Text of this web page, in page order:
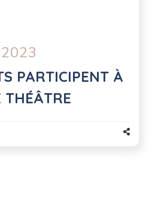
PARTICIPENT À
THÉÂTRE